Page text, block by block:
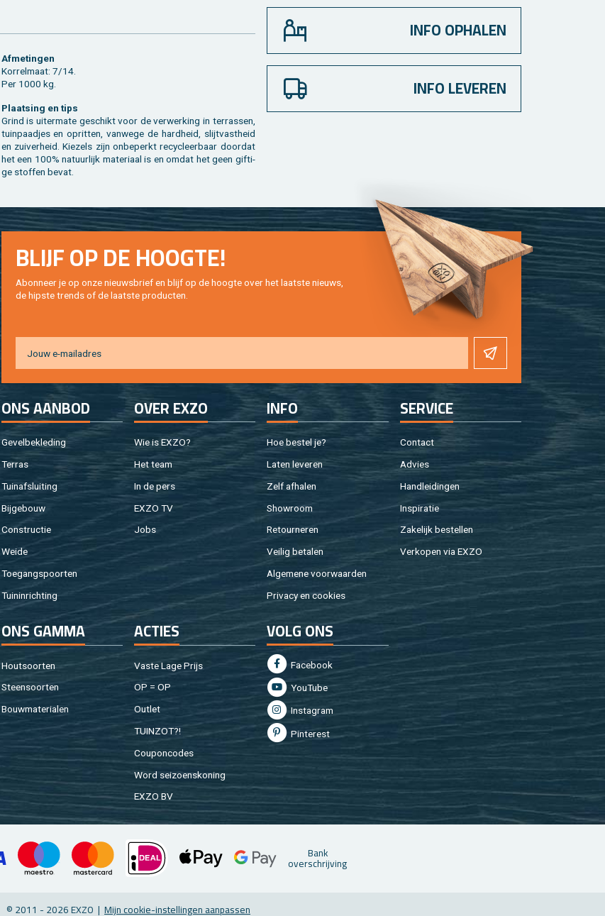
Af­me­tin­gen
Kor­rel­maat: 7/14.
Per 1000 kg.
Plaat­sing en tips
Grind is ui­ter­ma­te ge­schikt voor de ver­wer­king in ter­ras­sen,
tuin­paad­jes en op­rit­ten, van­we­ge de hard­heid, slijt­vast­heid
en zui­ver­heid. Kie­zels zijn on­be­perkt re­cy­cleer­baar door­dat
het een 100% na­tuur­lijk ma­te­ri­aal is en omdat het geen gif­ti­
ge stof­fen bevat.
INFO OPHALEN
INFO LEVEREN
BLIJF OP DE HOOG­TE!
Abon­neer je op onze nieuws­brief en blijf op de hoog­te over het laat­ste nieuws,
de hip­s­te trends of de laat­ste pro­duc­ten.
ONS AAN­BOD
Ge­vel­be­kle­ding
Ter­ras
Tuin­af­slui­ting
Bij­ge­bouw
Con­struc­tie
Weide
Toe­gangs­poor­ten
Tuin­in­rich­ting
OVER EXZO
Wie is EXZO?
Het team
In de pers
EXZO TV
Jobs
INFO
Hoe be­stel je?
Laten le­ve­ren
Zelf af­ha­len
Show­room
Re­tour­ne­ren
Vei­lig be­ta­len
Al­ge­me­ne voor­waar­den
Pri­va­cy en coo­kies
SER­VI­CE
Con­tact
Ad­vies
Hand­lei­din­gen
In­spi­ra­tie
Za­ke­lijk be­stel­len
Ver­ko­pen via EXZO
ONS GAMMA
Hout­soor­ten
Steen­soor­ten
Bouw­ma­te­ri­a­len
AC­TIES
Vaste Lage Prijs
OP = OP
Out­let
TUIN­ZOT?!
Cou­pon­co­des
Word sei­zoens­ko­ning
EXZO BV
VOLG ONS
Fa­cebook
You­Tu­be
In­st­agram
Pin­te­rest
Bank
over­schrij­ving
© 2011 - 2026 EXZO | Mijn coo­kie-in­stel­lin­gen aan­pas­sen